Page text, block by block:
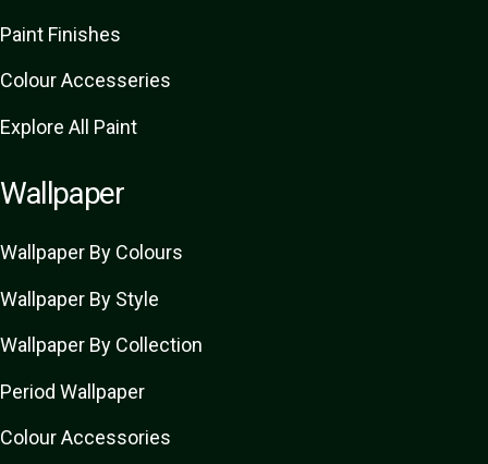
Paint Finishes
Colour Accesseries
Explore All Paint
Wallpaper
Wallpaper By Colours
Wallpaper By Style
Wallpaper By Collection
Period Wallpaper
Colour Accessories